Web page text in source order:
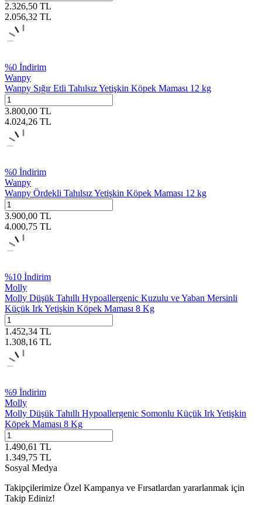
2.326,50 TL
2.056,32 TL
%0 İndirim
Wanpy
Wanpy Sığır Etli Tahılsız Yetişkin Köpek Maması 12 kg
3.800,00 TL
4.024,26 TL
%0 İndirim
Wanpy
Wanpy Ördekli Tahılsız Yetişkin Köpek Maması 12 kg
3.900,00 TL
4.000,75 TL
%10 İndirim
Molly
Molly Düşük Tahıllı Hypoallergenic Kuzulu ve Yaban Mersinli
Küçük Irk Yetişkin Köpek Maması 8 Kg
1.452,34 TL
1.308,16 TL
%9 İndirim
Molly
Molly Düşük Tahıllı Hypoallergenic Somonlu Küçük Irk Yetişkin
Köpek Maması 8 Kg
1.490,61 TL
1.349,75 TL
Sosyal Medya
Takipçilerimize Özel Kampanya ve Fırsatlardan yararlanmak için
Takip Ediniz!